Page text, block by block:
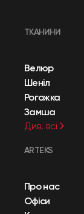
ТКАНИНИ
Велюр
Шеніл
Рогожка
Замша
Див. всі
ARTEKS
Про нас
Офіси